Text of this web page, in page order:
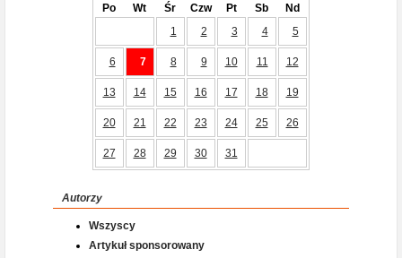
Po Wt Śr Czw Pt Sb
Nd
1
2 3 4 5
6 7 8 9 10 11 12
13 14 15 16 17 18 19
20 21 22 23 24 25 26
27 28 29 30 31
Autorzy
Wszyscy
Artykuł sponsorowany